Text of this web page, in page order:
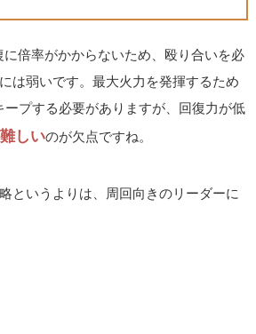
倍率がかからないため、殴り合いを必
は弱いです。最大火力を発揮するため
ープする必要がありますが、回復力が低
しいのが欠点ですね。
というよりは、周回向きのリーダーに